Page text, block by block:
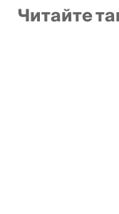
Читайте